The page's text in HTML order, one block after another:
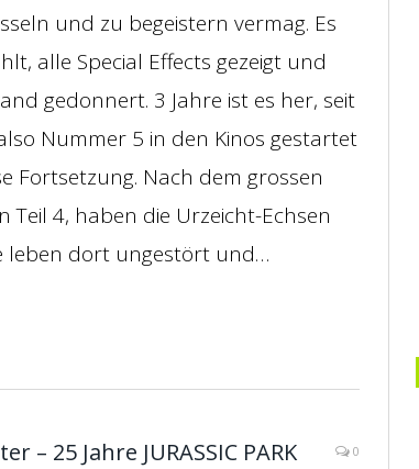
und zu begeistern vermag. Es
alle Special Effects gezeigt und
gedonnert. 3 Jahre ist es her, seit
Nummer 5 in den Kinos gestartet
Fortsetzung. Nach dem grossen
Teil 4, haben die Urzeicht-Echsen
leben dort ungestört und…
– 25 Jahre JURASSIC PARK 0